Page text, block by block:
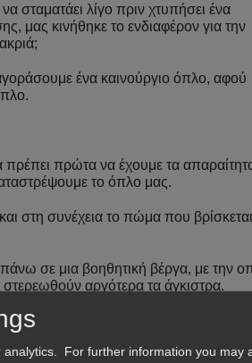
σταματάει λίγο πριν χτυπήσει ένα
μας κινήθηκε το ενδιαφέρον για την
ένα καινούργιο όπλο, αφού
πρώτα να έχουμε τα
το όπλο μας.
στη συνέχεια το πώμα που
σε μια βοηθητική βέργα, με την
αργότερα τα άγκιστρα.
και το πώμα που βγάλαμε στην αρχή
analytics. For further information you may